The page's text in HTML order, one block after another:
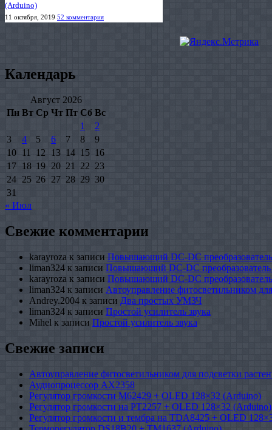
(Arduino)
11 октября, 2019 52 комментария
Календарь
Август 2026
Пн Вт Ср Чт Пт Сб Вс
1
2
3
4 5 6 7 8
9
10 11 12 13 14 15 16
17 18 19 20 21 22 23
24 25 26 27 28 29 30
31
« Июл
Свежие комментарии
karayroza к записи Повышающий DC-DC
liman324 к записи Повышающий DC-DC
karayroza к записи Повышающий DC-DC
liman324 к записи Автоуправление фитосветильником
Andrey.2004 к записи Два простых УМЗЧ
liman324 к записи Простой усилитель звука
Mihel к записи Простой усилитель звука
Свежие записи
Автоуправление фитосветильником для подсветки
Аудиопроцессор AX2358
Регулятор громкости M62429 + OLED 128×32 (Arduino)
Регулятор громкости на PT2257 + OLED 128×32 (Arduino)
Регулятор громкости и тембра на TDA8425 + OLED